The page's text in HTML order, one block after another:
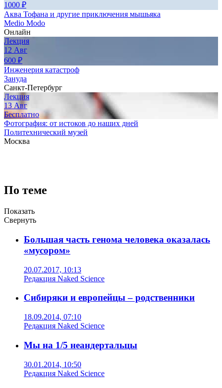
1000 ₽
Аква Тофана и другие приключения мышьяка
Medio Modo
Онлайн
Лекция
12 Авг
600 ₽
Инженерия катастроф
Зануда
Санкт-Петербург
Лекция
13 Авг
Бесплатно
Фотография: от истоков до наших дней
Политехнический музей
Москва
По теме
Показать
Свернуть
Большая часть генома человека оказалась
«мусором»
20.07.2017, 10:13
Редакция Naked Science
Сибиряки и европейцы – родственники
18.09.2014, 07:10
Редакция Naked Science
Мы на 1/5 неандертальцы
30.01.2014, 10:50
Редакция Naked Science